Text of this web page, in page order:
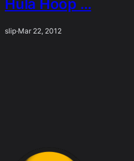
Hula Hoop …
slip·Mar 22, 2012